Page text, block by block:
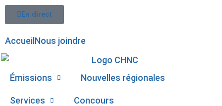
En direct
Accueil Nous joindre
Émissions Nouvelles régionales
Services Concours